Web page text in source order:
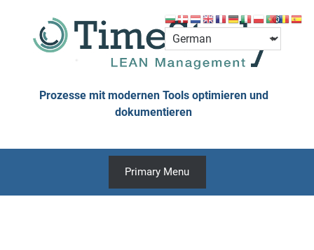
content
Prozesse mit modernen Tools optimieren und
dokumentieren
Primary Menu